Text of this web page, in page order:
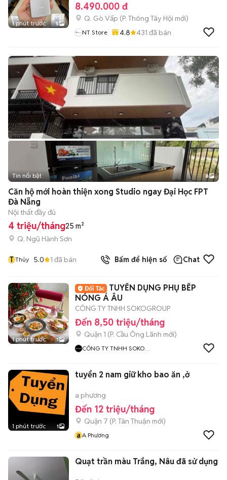
1 phút trước 5
8.490.000 đ
Q. Gò Vấp (P. Thông Tây Hội mới)
NT Store 4.8 431 đã bán
+2
Tin nổi bật 8
Căn hộ mới hoàn thiện xong Studio ngay Đại Học FPT
Đà Nẵng
Nội thất đầy đủ
4 triệu/tháng25 m²
Q. Ngũ Hành Sơn
T Thủy 5.0 1 đã bán Bấm để hiện số Chat
1 phút trước 1
TUYỂN DỤNG PHỤ BẾP
NÓNG Á ÂU
CÔNG TY TNHH SOKOGROUP
Đến 8,50 triệu/tháng
Quận 1 (P. Cầu Ông Lãnh mới)
CÔNG TY TNHH SOKO
1 phút trước 1
tuyển 2 nam giữ kho bao ăn ,ở
a phương
Đến 12 triệu/tháng
Quận 7 (P. Tân Thuận mới)
a
A Phương
Quạt trần màu Trắng, Nâu đã sử dụng